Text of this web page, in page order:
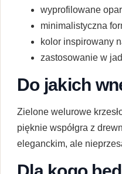
wyprofilowane
minimalistyczna
kolor inspirowany
zastosowanie w
Do jakich
Zielone welurowe
pięknie współgra z
eleganckim, ale